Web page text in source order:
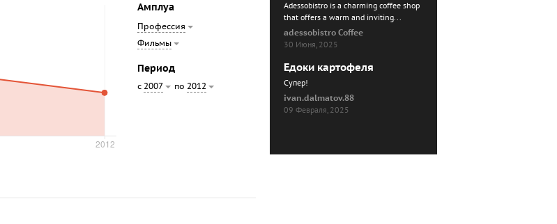
Амплуа
Профессия
Фильмы
Период
с 2007 по 2012
Adessobistro is a charming coffee shop
that offers a warm and inviting...
adessobistro Coffee
30 Июня, 2025
Едоки картофеля
Cупер!
ivan.dalmatov.88
09 Февраля, 2025